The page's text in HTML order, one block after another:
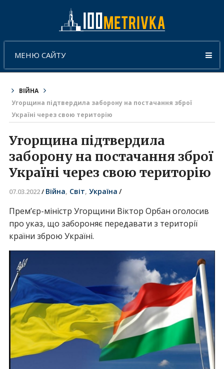
МЕНЮ САЙТУ
ВІЙНА
Угорщина підтвердила заборону на постачання зброї
Україні через свою територію
Угорщина підтвердила
заборону на постачання зброї
Україні через свою територію
07.03.2022/ Війна, Світ, Україна /
Прем’єр-міністр Угорщини Віктор Орбан оголосив
про указ, що забороняє передавати з території
країни зброю Україні.